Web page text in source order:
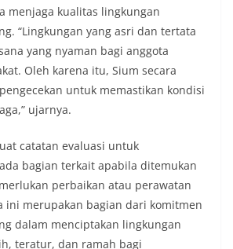
menjaga kualitas lingkungan
“Lingkungan yang asri dan tertata
yang nyaman bagi anggota
Oleh karena itu, Sium secara
untuk memastikan kondisi
ujarnya.
catatan evaluasi untuk
bagian terkait apabila ditemukan
perbaikan atau perawatan
ini merupakan bagian dari komitmen
dalam menciptakan lingkungan
teratur, dan ramah bagi